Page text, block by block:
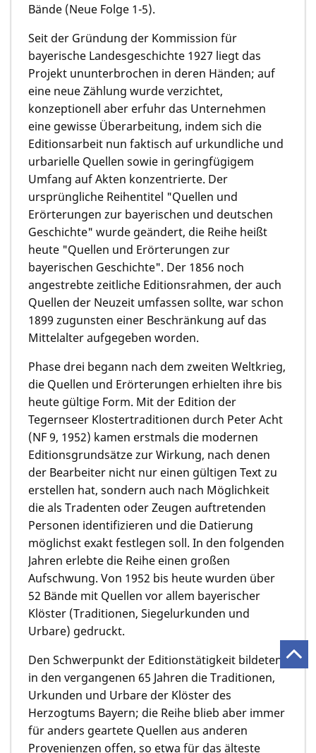
Bände (Neue Folge 1-5).
Seit der Gründung der Kommission für
bayerische Landesgeschichte 1927 liegt das
Projekt ununterbrochen in deren Händen; auf
eine neue Zählung wurde verzichtet,
konzeptionell aber erfuhr das Unternehmen
eine gewisse Überarbeitung, indem sich die
Editionsarbeit nun faktisch auf urkundliche und
urbarielle Quellen sowie in geringfügigem
Umfang auf Akten konzentrierte. Der
ursprüngliche Reihentitel "Quellen und
Erörterungen zur bayerischen und deutschen
Geschichte" wurde geändert, die Reihe heißt
heute "Quellen und Erörterungen zur
bayerischen Geschichte". Der 1856 noch
angestrebte zeitliche Editionsrahmen, der auch
Quellen der Neuzeit umfassen sollte, war schon
1899 zugunsten einer Beschränkung auf das
Mittelalter aufgegeben worden.
Phase drei begann nach dem zweiten Weltkrieg,
die Quellen und Erörterungen erhielten ihre bis
heute gültige Form. Mit der Edition der
Tegernseer Klostertraditionen durch Peter Acht
(NF 9, 1952) kamen erstmals die modernen
Editionsgrundsätze zur Wirkung, nach denen
der Bearbeiter nicht nur einen gültigen Text zu
erstellen hat, sondern auch nach Möglichkeit
die als Tradenten oder Zeugen auftretenden
Personen identifizieren und die Datierung
möglichst exakt festlegen soll. In den folgenden
Jahren erlebte die Reihe einen großen
Aufschwung. Von 1952 bis heute wurden über
52 Bände mit Quellen vor allem bayerischer
Klöster (Traditionen, Siegelurkunden und
Urbare) gedruckt.
Den Schwerpunkt der Editionstätigkeit bildeten
in den vergangenen 65 Jahren die Traditionen,
Urkunden und Urbare der Klöster des
Herzogtums Bayern; die Reihe blieb aber immer
für anders geartete Quellen aus anderen
Provenienzen offen, so etwa für das älteste